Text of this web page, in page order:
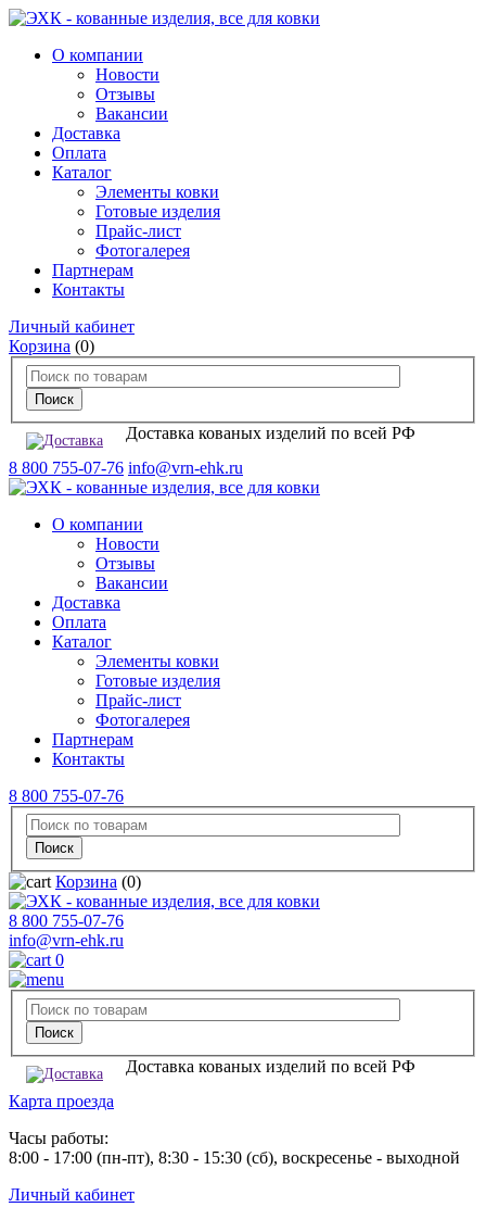
О компании
Новости
Отзывы
Вакансии
Доставка
Оплата
Каталог
Элементы ковки
Готовые изделия
Прайс-лист
Фотогалерея
Партнерам
Контакты
Личный кабинет
Корзина (0)
Доставка кованых изделий по всей РФ
8 800 755-07-76 info@vrn-ehk.ru
О компании
Новости
Отзывы
Вакансии
Доставка
Оплата
Каталог
Элементы ковки
Готовые изделия
Прайс-лист
Фотогалерея
Партнерам
Контакты
8 800 755-07-76
Корзина (0)
8 800 755-07-76
info@vrn-ehk.ru
0
Доставка кованых изделий по всей РФ
Карта проезда
Часы работы:
8:00 - 17:00 (пн-пт), 8:30 - 15:30 (сб), воскресенье - выходной
Личный кабинет